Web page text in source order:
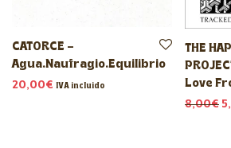
CATORCE –
Agua.Naufragio.Equilibrio
20,00€ IVA incluido
THE
Love
8,00€